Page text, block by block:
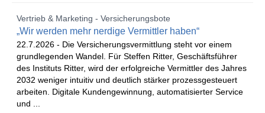
Vertrieb & Marketing - Versicherungsbote
„Wir werden mehr nerdige Vermittler haben“
22.7.2026 - Die Versicherungsvermittlung steht vor einem
grundlegenden Wandel. Für Steffen Ritter, Geschäftsführer
des Instituts Ritter, wird der erfolgreiche Vermittler des Jahres
2032 weniger intuitiv und deutlich stärker prozessgesteuert
arbeiten. Digitale Kundengewinnung, automatisierter Service
und ...